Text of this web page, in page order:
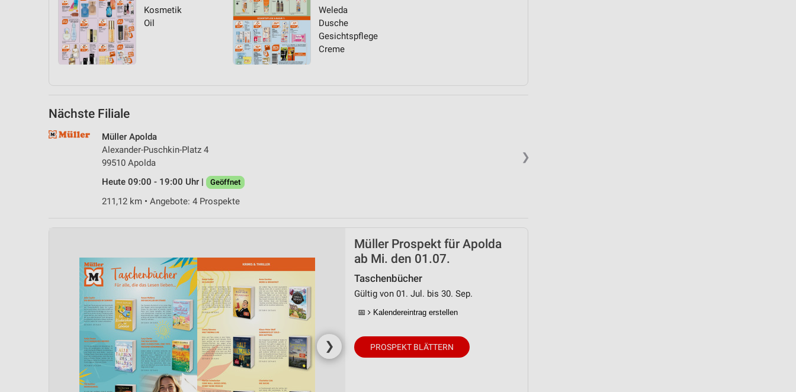
Kosmetik
Oil
Weleda
Dusche
Gesichtspflege
Creme
Nächste Filiale
❯
Müller Apolda
Alexander-Puschkin-Platz 4
99510 Apolda
Heute 09:00 - 19:00 Uhr |
Geöffnet
211,12 km • Angebote: 4 Prospekte
❯
Müller Prospekt für Apolda
ab Mi. den 01.07.
Taschenbücher
Gültig von 01. Jul. bis 30. Sep.
📅 Kalendereintrag erstellen
PROSPEKT BLÄTTERN
Geräte anhand von aktiv angeforderten Informationen identifizieren
Nicht-IAB-Verarbeitungszwecke: